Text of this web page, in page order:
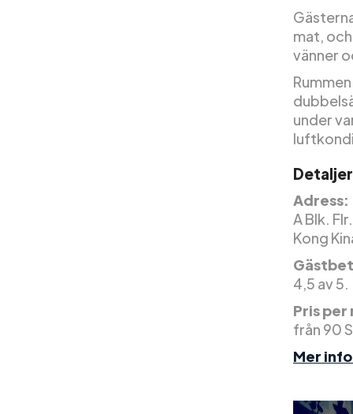
mat,
vänner
under
Adress:
A Blk.
Kong
4,5 av 5.
Pris
från 90
Mer